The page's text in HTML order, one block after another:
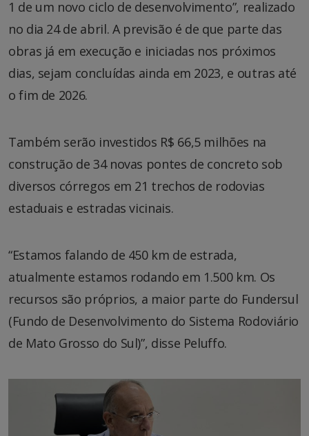
1 de um novo ciclo de desenvolvimento”, realizado
no dia 24 de abril. A previsão é de que parte das
obras já em execução e iniciadas nos próximos
dias, sejam concluídas ainda em 2023, e outras até
o fim de 2026.
Também serão investidos R$ 66,5 milhões na
construção de 34 novas pontes de concreto sob
diversos córregos em 21 trechos de rodovias
estaduais e estradas vicinais.
“Estamos falando de 450 km de estrada,
atualmente estamos rodando em 1.500 km. Os
recursos são próprios, a maior parte do Fundersul
(Fundo de Desenvolvimento do Sistema Rodoviário
de Mato Grosso do Sul)”, disse Peluffo.